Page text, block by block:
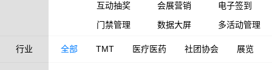
互动抽奖
会展营销
电子签到
门禁管理
数据大屏 多活动管理
行业 全部 TMT 医疗医药 社团协会 展览